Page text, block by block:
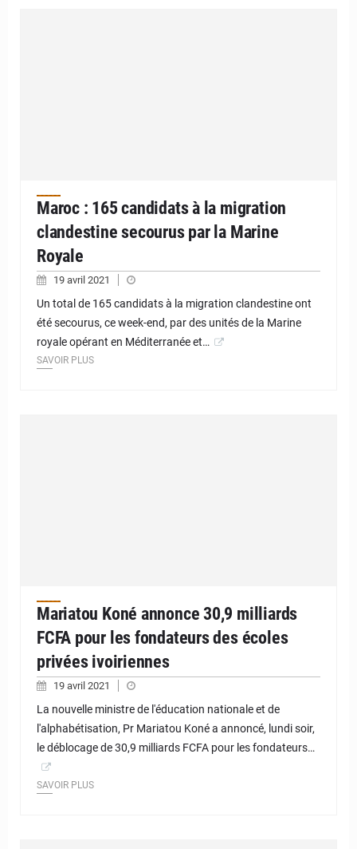
Maroc : 165 candidats à la migration
clandestine secourus par la Marine
Royale
19 avril 2021
Un total de 165 candidats à la migration clandestine ont
été secourus, ce week-end, par des unités de la Marine
royale opérant en Méditerranée et…
SAVOIR PLUS
Mariatou Koné annonce 30,9 milliards
FCFA pour les fondateurs des écoles
privées ivoiriennes
19 avril 2021
La nouvelle ministre de l'éducation nationale et de
l'alphabétisation, Pr Mariatou Koné a annoncé, lundi soir,
le déblocage de 30,9 milliards FCFA pour les fondateurs…
SAVOIR PLUS